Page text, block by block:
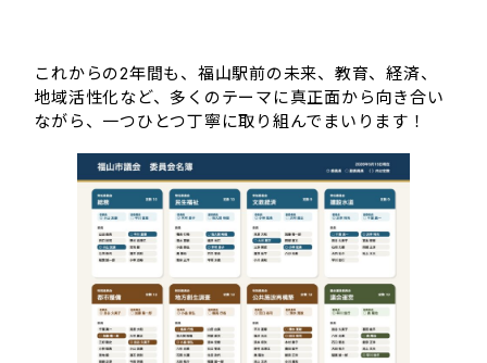
これからの2年間も、福山駅前の未来、教育、経済、
地域活性化など、多くのテーマに真正面から向き合い
ながら、一つひとつ丁寧に取り組んでまいります！